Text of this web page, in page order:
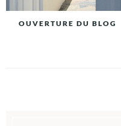
OUVERTURE DU BLOG